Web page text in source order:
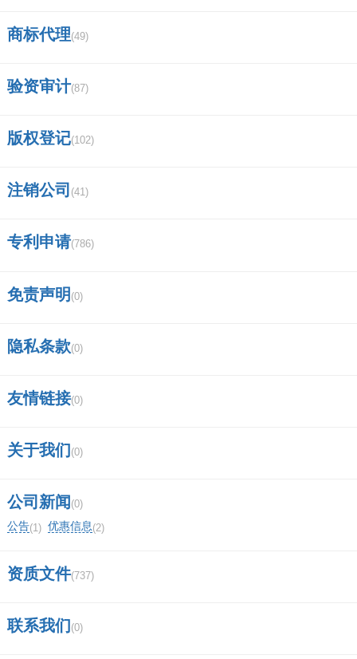
商标代理(49)
验资审计(87)
版权登记(102)
注销公司 (41)
专利申请(786)
免责声明 (0)
隐私条款(0)
友情链接(0)
关于我们 (0)
公司新闻 (0)
公告(1) 优惠信息(2)
资质文件(737)
联系我们 (0)